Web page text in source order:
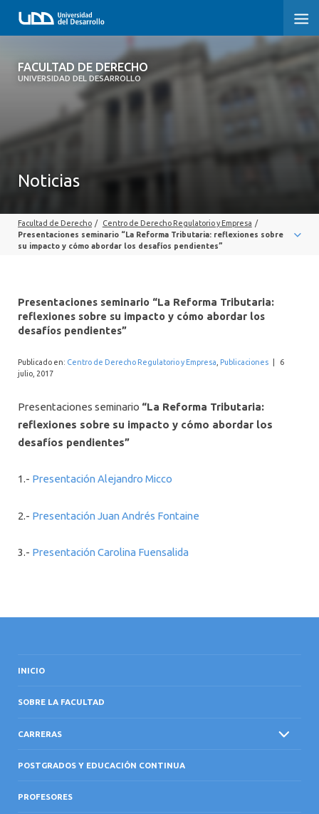
FACULTAD DE DERECHO
UNIVERSIDAD DEL DESARROLLO
FACULTAD DE DERECHO
SOBRE LA FACULTAD
PROFESORES
INTERNACIONAL
Noticias
Facultad de Derecho / Centro de Derecho Regulatorio y Empresa /
Presentaciones seminario “La Reforma Tributaria: reflexiones sobre
su impacto y cómo abordar los desafíos pendientes”
Presentaciones seminario “La Reforma Tributaria:
reflexiones sobre su impacto y cómo abordar los
desafíos pendientes”
Publicado en: Centro de Derecho Regulatorio y Empresa Publicaciones
6
julio, 2017
Presentaciones seminario “La Reforma Tributaria:
reflexiones sobre su impacto y cómo abordar los
desafíos pendientes”
1.- Presentación Alejandro Micco
2.- Presentación Juan Andrés Fontaine
3.- Presentación Carolina Fuensalida
INICIO
SOBRE LA FACULTAD
CARRERAS
POSTGRADOS Y EDUCACIÓN CONTINUA
PROFESORES